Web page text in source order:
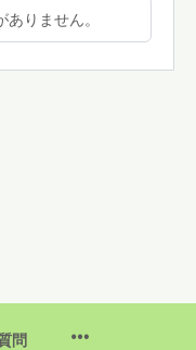
りません。
問